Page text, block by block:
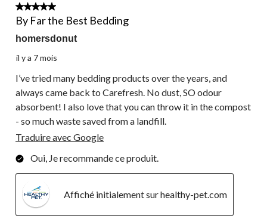
5 étoile(s) sur 5.
By Far the Best Bedding
homersdonut
il y a 7 mois
I’ve tried many bedding products over the years, and
always came back to Carefresh. No dust, SO odour
absorbent! I also love that you can throw it in the compost
- so much waste saved from a landfill.
Traduire avec Google
Oui, Je recommande ce produit.
Affiché initialement sur healthy-pet.com